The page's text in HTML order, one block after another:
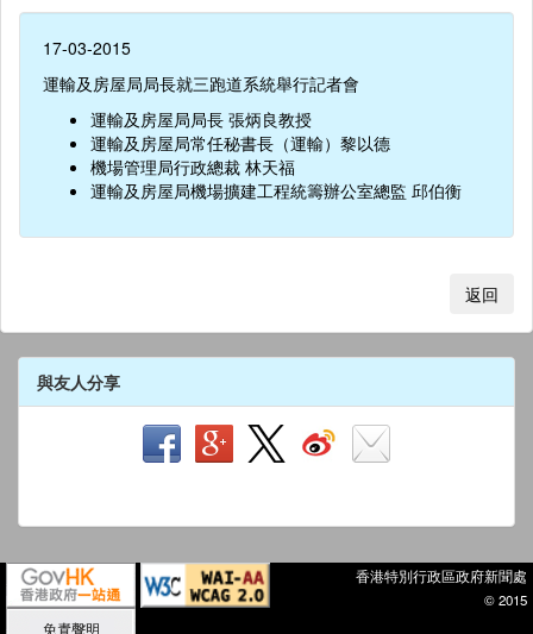
17-03-2015
運輸及房屋局局長就三跑道系統舉行記者會
運輸及房屋局局長 張炳良教授
運輸及房屋局常任秘書長（運輸）黎以德
機場管理局行政總裁 林天福
運輸及房屋局機場擴建工程統籌辦公室總監 邱伯衡
返回
與友人分享
香港特別行政區政府新聞處
© 2015